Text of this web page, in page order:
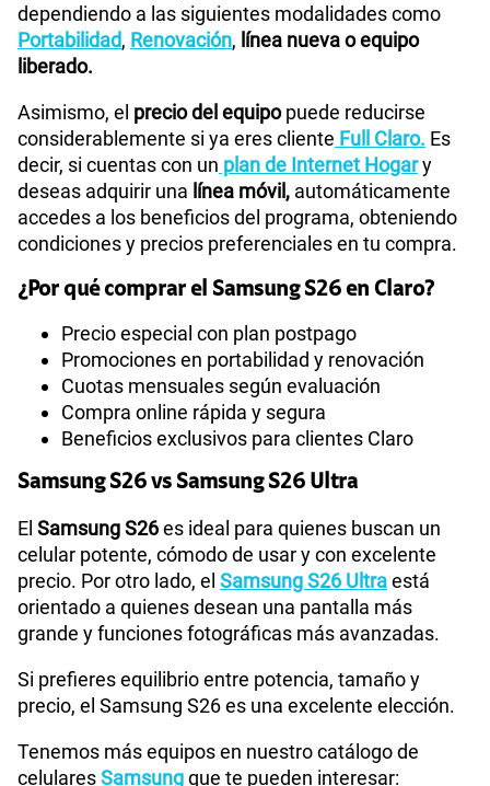
dependiendo a las siguientes modalidades como
Portabilidad, Renovación, línea nueva o equipo
liberado.
Asimismo, el precio del equipopuede reducirse
considerablemente si ya eres cliente Full Claro. Es
decir, si cuentas con un plan de Internet Hogary
deseas adquirir una línea móvil, automáticamente
accedes a los beneficios del programa, obteniendo
condiciones y precios preferenciales en tu compra.
¿Por qué comprar el Samsung S26 en Claro?
Precio especial con plan postpago
Promociones en portabilidad y renovación
Cuotas mensuales según evaluación
Compra online rápida y segura
Beneficios exclusivos para clientes Claro
Samsung S26 vs Samsung S26 Ultra
El Samsung S26es ideal para quienes buscan un
celular potente, cómodo de usar y con excelente
precio. Por otro lado, el Samsung S26 Ultraestá
orientado a quienes desean una pantalla más
grande y funciones fotográficas más avanzadas.
Si prefieres equilibrio entre potencia, tamaño y
precio, el Samsung S26 es una excelente elección.
Tenemos más equipos en nuestro catálogo de
celularesSamsungque te pueden interesar: